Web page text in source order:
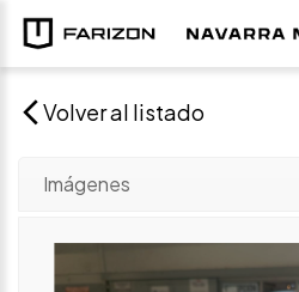
Volver al listado
Imágenes